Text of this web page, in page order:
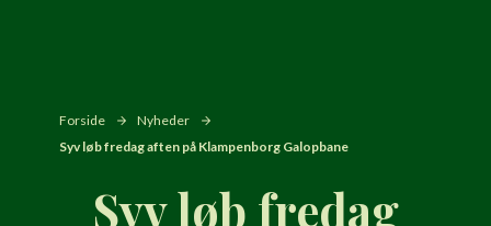
Forside
Nyheder
Syv løb fredag aften på Klampenborg Galopbane
Syv løb fredag